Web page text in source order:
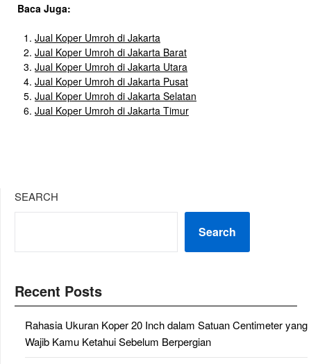
Baca Juga:
Jual Koper Umroh di Jakarta
Jual Koper Umroh di Jakarta Barat
Jual Koper Umroh di Jakarta Utara
Jual Koper Umroh di Jakarta Pusat
Jual Koper Umroh di Jakarta Selatan
Jual Koper Umroh di Jakarta Timur
SEARCH
Search
Recent Posts
Rahasia Ukuran Koper 20 Inch dalam Satuan Centimeter yang
Wajib Kamu Ketahui Sebelum Berpergian